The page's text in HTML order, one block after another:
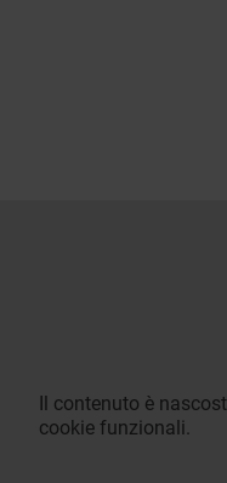
Il contenuto è
cookie funzionali.